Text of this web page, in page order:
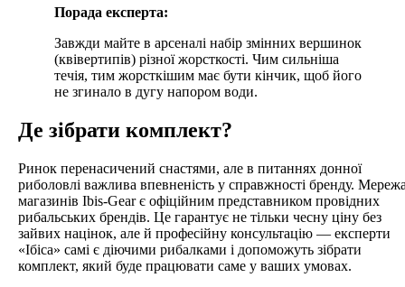
Порада експерта:
Завжди майте в арсеналі набір змінних вершинок
(квівертипів) різної жорсткості. Чим сильніша
течія, тим жорсткішим має бути кінчик, щоб його
не згинало в дугу напором води.
Де зібрати комплект?
Ринок перенасичений снастями, але в питаннях донної
риболовлі важлива впевненість у справжності бренду.
магазинів Ibis-Gear є офіційним представником провідних
рибальських брендів. Це гарантує не тільки чесну ціну без
зайвих націнок, але й професійну консультацію — експерти
«Ібіса» самі є діючими рибалками і допоможуть зібрати
комплект, який буде працювати саме у ваших умовах.